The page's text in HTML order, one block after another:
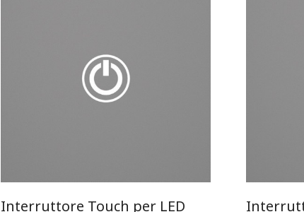
Interruttore Touch per LED